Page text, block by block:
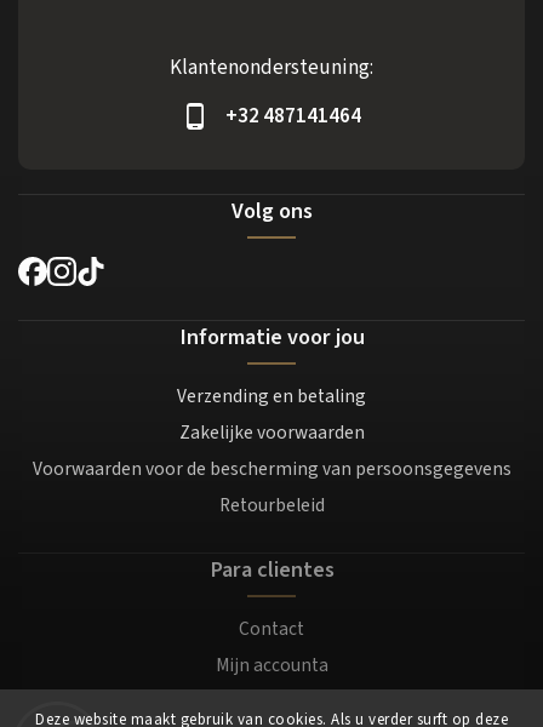
Deze website maakt gebruik van cookies. Als u verder surft op deze
Klantenondersteuning:
+32 487141464
Volg ons
Informatie voor jou
Verzending en betaling
Zakelijke voorwaarden
Voorwaarden voor de bescherming van persoonsgegevens
Retourbeleid
Para clientes
Contact
Mijn accounta